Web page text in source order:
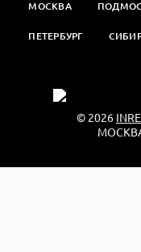
МОСКВА
ПЕТЕРБУРГ
© 2026